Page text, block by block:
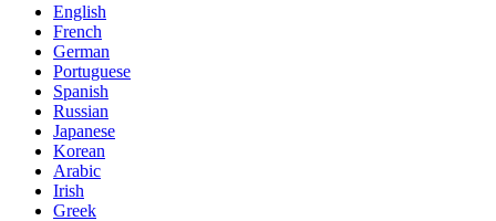
English
French
German
Portuguese
Spanish
Russian
Japanese
Korean
Arabic
Irish
Greek